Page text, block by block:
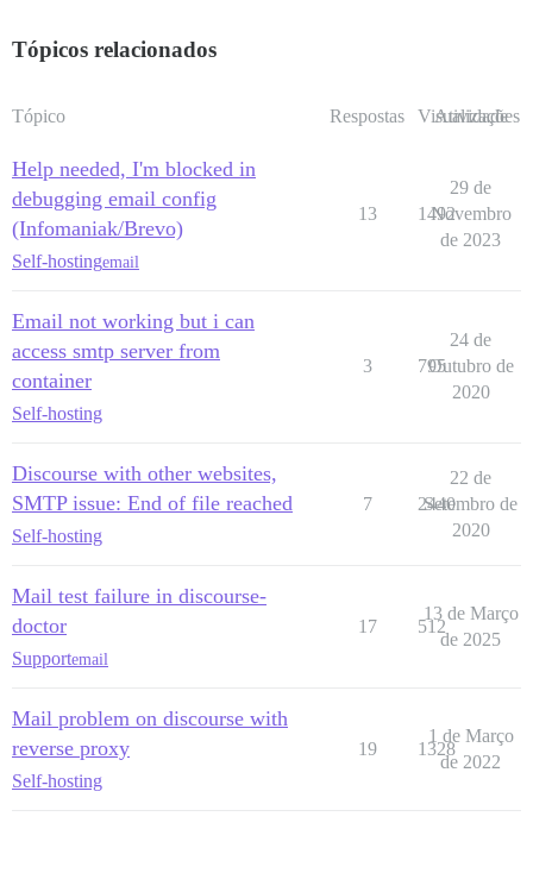
Tópicos relacionados
Tópico Respostas Visualizações
Atividade
Help needed, I'm blocked in
debugging email config
(Infomaniak/Brevo)
Self-hostingemail
13 1492
29 de
Novembro
de 2023
Email not working but i can
access smtp server from
container
Self-hosting
3 795
24 de
Outubro de
2020
Discourse with other websites,
SMTP issue: End of file reached
Self-hosting
7 2440
22 de
Setembro de
2020
Mail test failure in discourse-
doctor
Supportemail
17 512
13 de Março
de 2025
Mail problem on discourse with
reverse proxy
Self-hosting
19 1328
1 de Março
de 2022